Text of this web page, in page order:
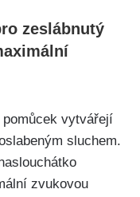
zeslábnutý
vytvářejí
sluchem.
zvukovou